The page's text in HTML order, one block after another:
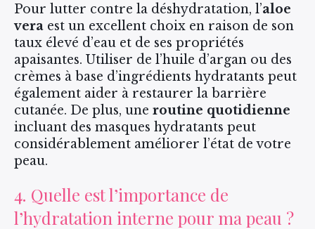
Pour lutter contre la déshydratation, l’aloe
vera est un excellent choix en raison de son
taux élevé d’eau et de ses propriétés
apaisantes. Utiliser de l’huile d’argan ou des
crèmes à base d’ingrédients hydratants peut
également aider à restaurer la barrière
cutanée. De plus, une routine quotidienne
incluant des masques hydratants peut
considérablement améliorer l’état de votre
peau.
4. Quelle est l’importance de
l’hydratation interne pour ma peau ?